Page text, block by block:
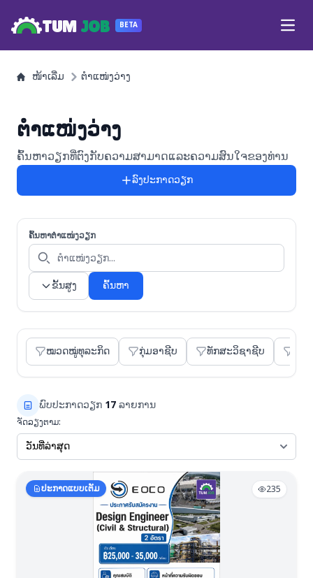
TUM JOB BETA
ໜ້າເລີ່ມ ຕຳແໜ່ງວ່າງ
ຕຳແໜ່ງວ່າງ
ຄົ້ນຫາວຽກທີ່ຕົງກັບຄວາມສາມາດແລະຄວາມສົນໃຈຂອງທ່ານ
ລົງປະກາດວຽກ
ຄົ້ນຫາຕຳແໜ່ງວຽກ
ຂັ້ນສູງ ຄົ້ນຫາ
ໝວດໝູ່ທຸລະກິດ ກຸ່ມອາຊີບ ທັກສະວິຊາຊີບ
ພົບປະກາດວຽກ 17ລາຍການ
ຈັດລຽງຕາມ:
ປະກາດແບບເຕັມ 235